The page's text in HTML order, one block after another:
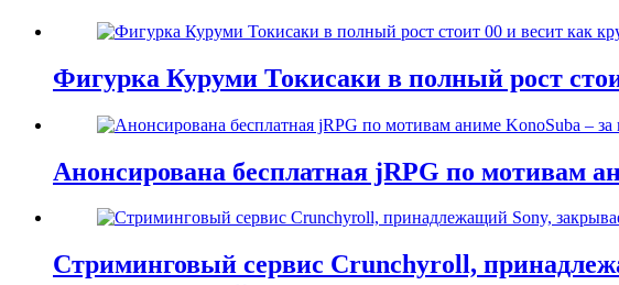
Фигурка Куруми Токисаки в полный рост
Анонсирована бесплатная jRPG по мотивам
Стриминговый сервис Crunchyroll,